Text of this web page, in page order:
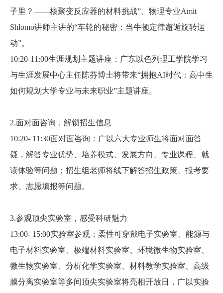
子里？——核聚变反应器的材料挑战”、物理专业Amit
Shlomo讲师主讲的“车轮的秘密：当牛顿定律邂逅旋转运
动”。
10:20-11:00生涯规划主题讲座：广东以色列理工学院学习
与生涯发展中心主任陈芬博士将带来“拥抱AI时代：高中生
如何规划大学专业与未来职业”主题讲座。
2.面对面咨询，解锁招生信息
10:20- 11:30面对面咨询：广以六大专业师生将面对面答
疑，解答专业优势、培养模式、发展方向、专业课程、就
读体验等问题；招生组老师将线下解答招生政策、报考要
求、志愿填报等问题。
3.参观顶尖实验室，感受科研魅力
13:00- 15:00实验室参观：柔性可穿戴电子实验室、能源与
电子材料实验室、极端材料实验室、环境微生物实验室、
微生物实验室、分析化学实验室、材料教学实验室、高级
膜分离实验室等多间顶尖实验室将亮相开放日，广以实验